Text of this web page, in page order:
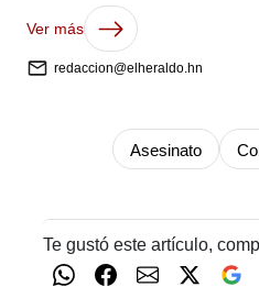
Ver más
redaccion@elheraldo.hn
Asesinato
Te gustó este artículo,